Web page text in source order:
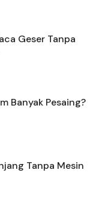
Geser Tanpa
Banyak Pesaing?
Tanpa Mesin